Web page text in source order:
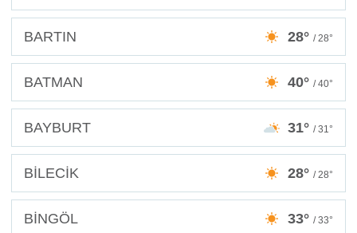
BARTIN 28° / 28°
BATMAN 40° / 40°
BAYBURT 31° / 31°
BİLECİK 28° / 28°
BİNGÖL 33° / 33°